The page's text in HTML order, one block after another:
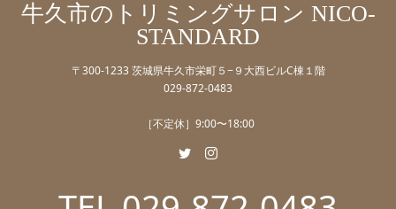
牛久市のトリミングサロン NICO-
STANDARD
〒300-1233 茨城県牛久市栄町５−９大西ビルC棟１階
029-872-0483
［不定休］9:00〜18:00